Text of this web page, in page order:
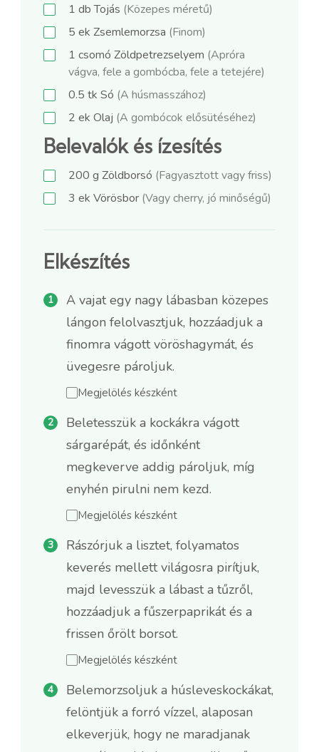
1 dbTojás (Közepes méretű)
5 ek Zsemlemorzsa (Finom)
1 csomó Zöldpetrezselyem (Apróra
vágva, fele a gombócba, fele a tetejére)
0.5 tk Só (A húsmasszához)
2 ek Olaj (A gombócok elősütéséhez)
Belevalók és ízesítés
200 g Zöldborsó (Fagyasztott vagy friss)
3 ek Vörösbor (Vagy cherry, jó minőségű)
Elkészítés
A vajat egy nagy lábasban közepes
lángon felolvasztjuk, hozzáadjuk a
finomra vágott vöröshagymát, és
üvegesre pároljuk.
Megjelölés készként
Beletesszük a kockákra vágott
sárgarépát, és időnként
megkeverve addig pároljuk, míg
enyhén pirulni nem kezd.
Megjelölés készként
Rászórjuk a lisztet, folyamatos
keverés mellett világosra pirítjuk,
majd levesszük a lábast a tűzről,
hozzáadjuk a fűszerpaprikát és a
frissen őrölt borsot.
Megjelölés készként
Belemorzsoljuk a húsleveskockákat,
felöntjük a forró vízzel, alaposan
elkeverjük, hogy ne maradjanak